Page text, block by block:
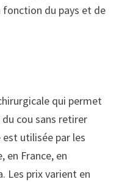
fonction du pays et de
qui permet
cou sans retirer
est utilisée par les
en France, en
Les prix varient en